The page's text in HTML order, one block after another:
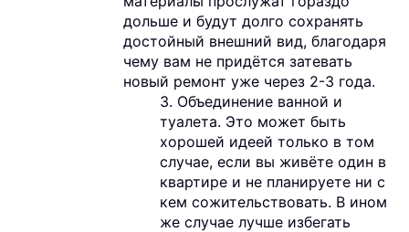
дольше и будут долго сохранять
достойный внешний вид, благодаря
чему вам не придётся затевать
новый ремонт уже через 2-3 года.
3. Объединение ванной и
туалета. Это может быть
хорошей идеей только в том
случае, если вы живёте один в
квартире и не планируете ни с
кем сожительствовать. В ином
же случае лучше избегать